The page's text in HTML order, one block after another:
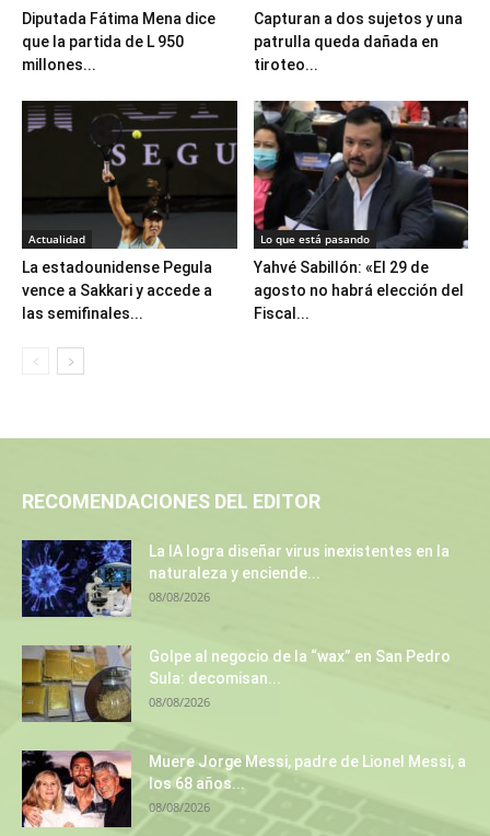
Diputada Fátima Mena dice
que la partida de L 950
millones...
Capturan a dos sujetos y una
patrulla queda dañada en
tiroteo...
Actualidad
La estadounidense Pegula
vence a Sakkari y accede a
las semifinales...
Lo que está pasando
Yahvé Sabillón: «El 29 de
agosto no habrá elección del
Fiscal...
RECOMENDACIONES DEL EDITOR
La IA logra diseñar virus inexistentes en la
naturaleza y enciende...
08/08/2026
Golpe al negocio de la “wax” en San Pedro
Sula: decomisan...
08/08/2026
Muere Jorge Messi, padre de Lionel Messi, a
los 68 años...
08/08/2026